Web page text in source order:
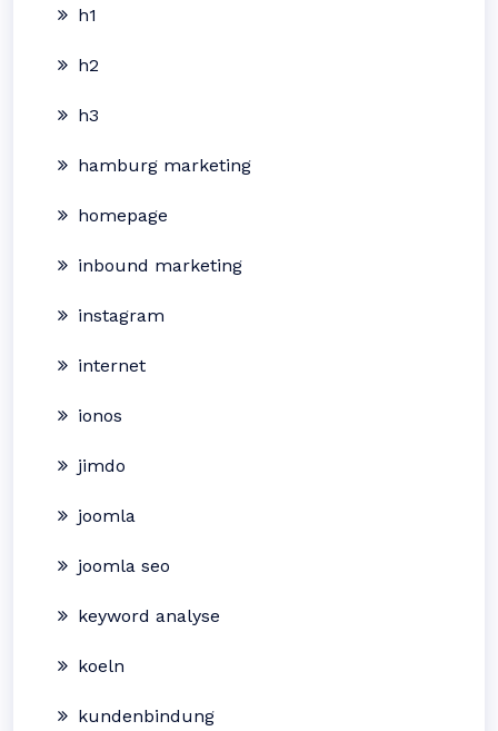
h1
h2
h3
hamburg marketing
homepage
inbound marketing
instagram
internet
ionos
jimdo
joomla
joomla seo
keyword analyse
koeln
kundenbindung